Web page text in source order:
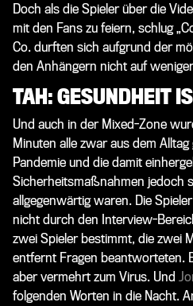
Doch als die Spieler über die
mit den Fans zu feiern, schlug
Co. durften sich aufgrund der
den Anhängern nicht auf
TAH: GESUNDHEIT
Und auch in der Mixed-Zone
Minuten alle zwar aus dem
Pandemie und die damit
Sicherheitsmaßnahmen jedoch
allgegenwärtig waren. Die
nicht durch den Interview-
zwei Spieler bestimmt, die zwei
entfernt Fragen beantworteten.
aber vermehrt zum Virus. Und
folgenden Worten in die Nacht.